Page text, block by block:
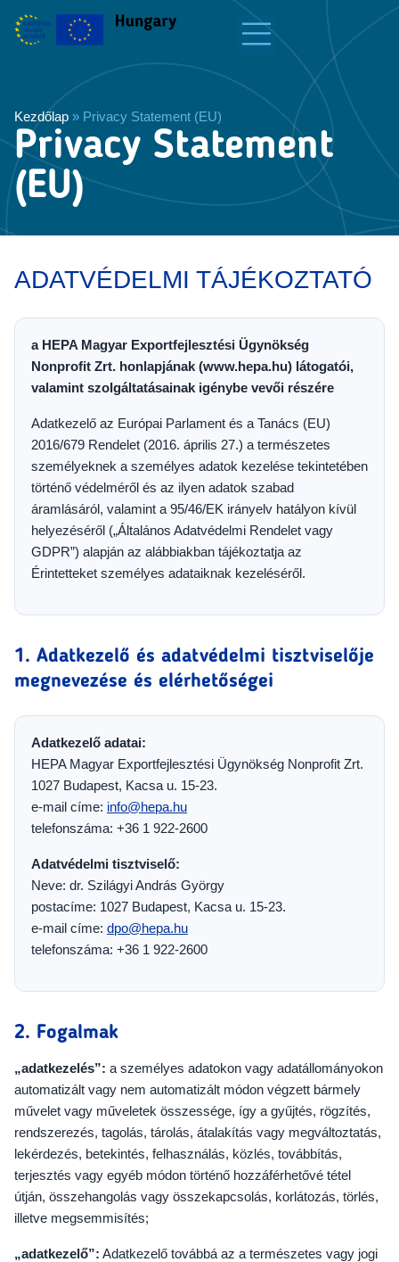
Kezdőlap » Privacy Statement (EU)
Privacy Statement
(EU)
ADATVÉDELMI TÁJÉKOZTATÓ
a HEPA Magyar Exportfejlesztési Ügynökség
Nonprofit Zrt. honlapjának (www.hepa.hu) látogatói,
valamint szolgáltatásainak igénybe vevői részére
Adatkezelő az Európai Parlament és a Tanács (EU)
2016/679 Rendelet (2016. április 27.) a természetes
személyeknek a személyes adatok kezelése tekintetében
történő védelméről és az ilyen adatok szabad
áramlásáról, valamint a 95/46/EK irányelv hatályon kívül
helyezéséről („Általános Adatvédelmi Rendelet vagy
GDPR”) alapján az alábbiakban tájékoztatja az
Érintetteket személyes adataiknak kezeléséről.
1. Adatkezelő és adatvédelmi tisztviselője
megnevezése és elérhetőségei
Adatkezelő adatai:
HEPA Magyar Exportfejlesztési Ügynökség Nonprofit Zrt.
1027 Budapest, Kacsa u. 15-23.
e-mail címe: info@hepa.hu
telefonszáma: +36 1 922-2600
Adatvédelmi tisztviselő:
Neve: dr. Szilágyi András György
postacíme: 1027 Budapest, Kacsa u. 15-23.
e-mail címe: dpo@hepa.hu
telefonszáma: +36 1 922-2600
2. Fogalmak
„adatkezelés”: a személyes adatokon vagy adatállományokon
automatizált vagy nem automatizált módon végzett bármely
művelet vagy műveletek összessége, így a gyűjtés, rögzítés,
rendszerezés, tagolás, tárolás, átalakítás vagy megváltoztatás,
lekérdezés, betekintés, felhasználás, közlés, továbbítás,
terjesztés vagy egyéb módon történő hozzáférhetővé tétel
útján, összehangolás vagy összekapcsolás, korlátozás, törlés,
illetve megsemmisítés;
„adatkezelő”: Adatkezelő továbbá az a természetes vagy jogi